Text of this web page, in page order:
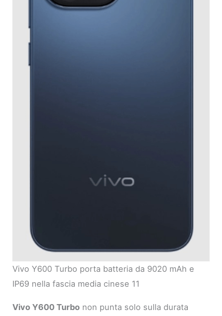
Vivo Y600 Turbo porta batteria da 9020 mAh e
IP69 nella fascia media cinese 11
Vivo Y600 Turbo non punta solo sulla durata